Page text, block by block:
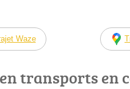
Waze
transports en